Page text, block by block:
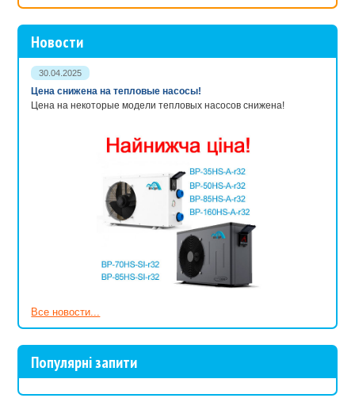
Новости
30.04.2025
Цена снижена на тепловые насосы!
Цена на некоторые модели тепловых насосов снижена!
Все новости...
Популярні запити